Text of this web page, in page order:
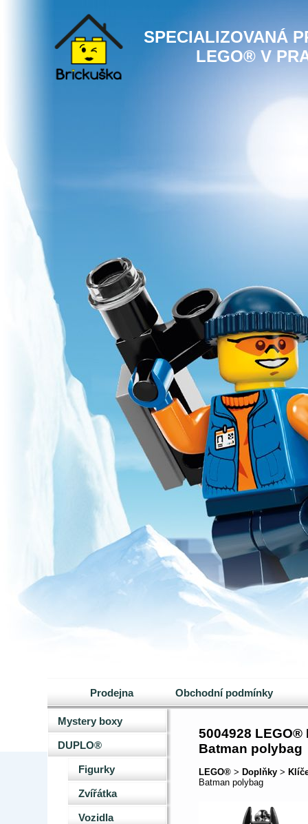
SPECIALIZOVANÁ
LEGO® V
Prodejna Obchodní podmínky
Mystery boxy
DUPLO®
Figurky
Zvířátka
Vozidla
5004928
Batman polybag
LEGO®> Doplňky>
Batman polybag